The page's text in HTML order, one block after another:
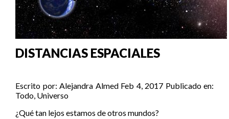
DISTANCIAS ESPACIALES
Escrito por: Alejandra Almed Feb 4, 2017 Publicado en:
Todo, Universo
¿Qué tan lejos estamos de otros mundos?